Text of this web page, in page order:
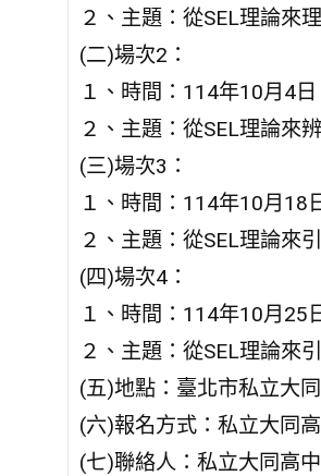
２、主題：從SEL理論來
(二)場次2：
１、時間：114年10月4
２、主題：從SEL理論來
(三)場次3：
１、時間：114年10月18
２、主題：從SEL理論來
(四)場次4：
１、時間：114年10月25
２、主題：從SEL理論來
(五)地點：臺北市私立大
(六)報名方式：私立大同
(七)聯絡人：私立大同高